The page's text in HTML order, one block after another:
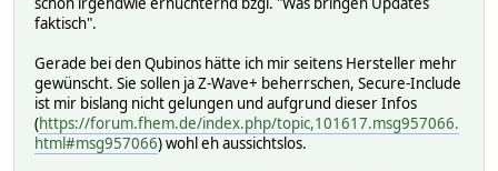
faktisch".
Gerade bei den Qubinos hätte ich mir seitens Hersteller mehr
gewünscht. Sie sollen ja Z-Wave+ beherrschen, Secure-Include
ist mir bislang nicht gelungen und aufgrund dieser Infos
(https://forum.fhem.de/index.php/topic,101617.msg957066.
html#msg957066) wohl eh aussichtslos.